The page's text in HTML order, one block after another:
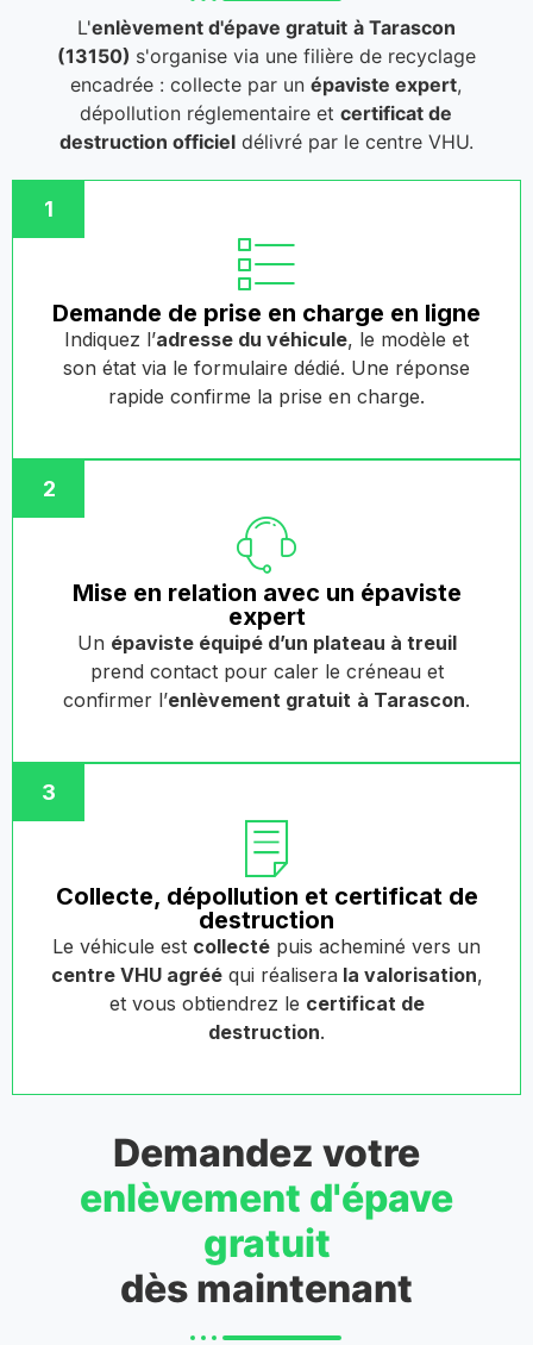
L'enlèvement d'épave gratuit à Tarascon
(13150) s'organise via une filière de recyclage
encadrée : collecte par unépaviste expert,
dépollution réglementaire etcertificat de
destruction officieldélivré par le centre VHU.
1
Demande de prise en charge en ligne
Indiquez l’adresse du véhicule, le modèle et
son état via le formulaire dédié. Une réponse
rapide confirme la prise en charge.
2
Mise en relation avec un épaviste
expert
Un épaviste équipé d’un plateau à treuil
prend contact pour caler le créneau et
confirmer l’enlèvement gratuit à Tarascon.
3
Collecte, dépollution et certificat de
destruction
Le véhicule est collecté puis acheminé vers un
centre VHU agrééqui réalisera la valorisation,
et vous obtiendrez le certificat de
destruction.
Demandez votre
enlèvement d'épave
gratuit
dès maintenant